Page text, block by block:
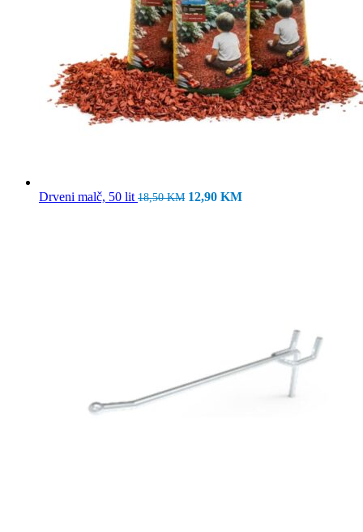
Drveni malč, 50 lit 18,50KM Izvorna
12,90 KMTrenutna